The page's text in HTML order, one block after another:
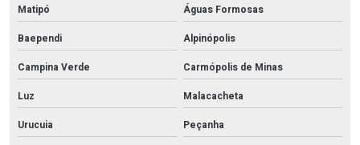
Matipó
Águas Formosas
Baependi
Alpinópolis
Campina Verde
Carmópolis de Minas
Luz
Malacacheta
Urucuia
Peçanha